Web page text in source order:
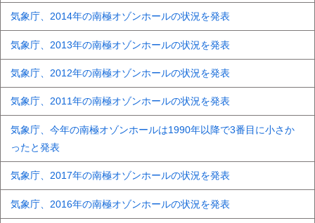
気象庁、2014年の南極オゾンホールの状況を発表
気象庁、2013年の南極オゾンホールの状況を発表
気象庁、2012年の南極オゾンホールの状況を発表
気象庁、2011年の南極オゾンホールの状況を発表
気象庁、今年の南極オゾンホールは1990年以降で3番目に小さか
ったと発表
気象庁、2017年の南極オゾンホールの状況を発表
気象庁、2016年の南極オゾンホールの状況を発表